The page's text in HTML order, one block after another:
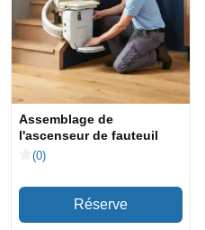
Assemblage de
l'ascenseur de fauteuil
(0)